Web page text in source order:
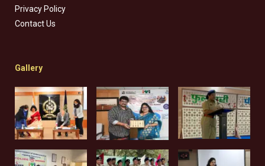
Privacy Policy
Contact Us
Gallery